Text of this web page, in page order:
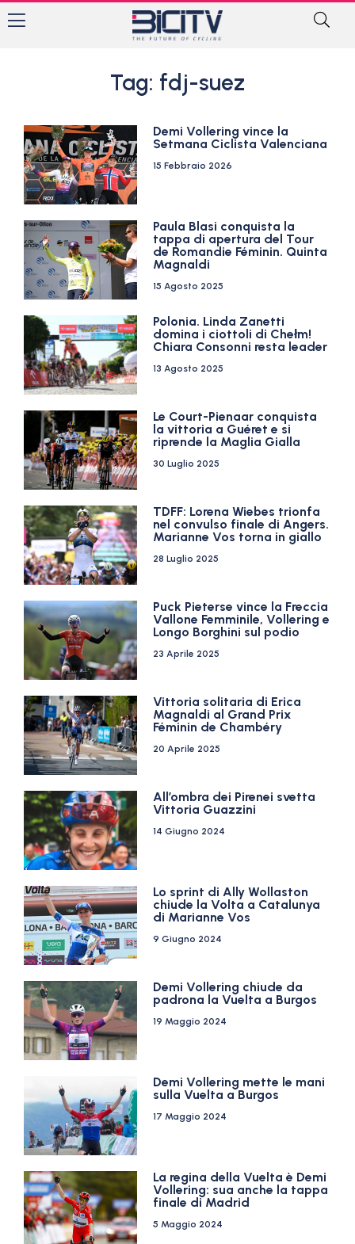
Tag: fdj-suez
Demi Vollering vince la
Setmana Ciclista Valenciana
15 Febbraio 2026
Paula Blasi conquista la
tappa di apertura del Tour
de Romandie Féminin. Quinta
Magnaldi
15 Agosto 2025
Polonia. Linda Zanetti
domina i ciottoli di Chełm!
Chiara Consonni resta leader
13 Agosto 2025
Le Court-Pienaar conquista
la vittoria a Guéret e si
riprende la Maglia Gialla
30 Luglio 2025
TDFF: Lorena Wiebes trionfa
nel convulso finale di Angers.
Marianne Vos torna in giallo
28 Luglio 2025
Puck Pieterse vince la Freccia
Vallone Femminile, Vollering e
Longo Borghini sul podio
23 Aprile 2025
Vittoria solitaria di Erica
Magnaldi al Grand Prix
Féminin de Chambéry
20 Aprile 2025
All’ombra dei Pirenei svetta
Vittoria Guazzini
14 Giugno 2024
Lo sprint di Ally Wollaston
chiude la Volta a Catalunya
di Marianne Vos
9 Giugno 2024
Demi Vollering chiude da
padrona la Vuelta a Burgos
19 Maggio 2024
Demi Vollering mette le mani
sulla Vuelta a Burgos
17 Maggio 2024
La regina della Vuelta è Demi
Vollering: sua anche la tappa
finale di Madrid
5 Maggio 2024